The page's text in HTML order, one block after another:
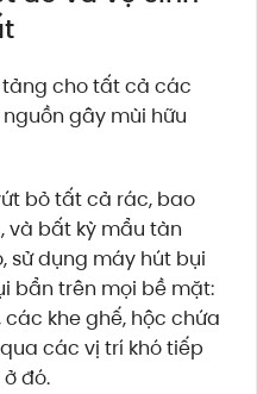
cho tất cả các
gây mùi hữu
bỏ tất cả rác, bao
và bất kỳ mẩu tàn
sử dụng máy hút bụi
bẩn trên mọi bề mặt:
khe ghế, hộc chứa
các vị trí khó tiếp
đó.